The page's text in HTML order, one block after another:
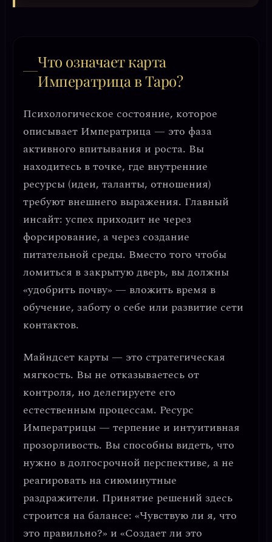
Что означает карта
Императрица в Таро?
Психологическое состояние, которое
описывает Императрица — это фаза
активного впитывания и роста. Вы
находитесь в точке, где внутренние
ресурсы (идеи, таланты, отношения)
требуют внешнего выражения. Главный
инсайт:успех приходит не через
форсирование, а через создание
питательной среды. Вместо того чтобы
ломиться в закрытую дверь, вы должны
«удобрить почву» — вложить время в
обучение, заботу о себе или развитие сети
контактов.
Майндсет карты — это стратегическая
мягкость. Вы не отказываетесь от
контроля, но делегируете его
естественным процессам. Ресурс
Императрицы — терпение и интуитивная
прозорливость. Вы способны видеть, что
нужно в долгосрочной перспективе, а не
реагировать на сиюминутные
раздражители. Принятие решений здесь
строится на балансе: «Чувствую ли я, что
это правильно?» и «Создает ли это